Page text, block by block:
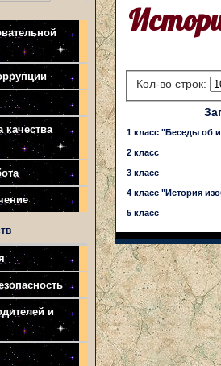
качества
и
Кол-во строк:
1 класс "Беседы об
2 класс
3 класс
4 класс "История
5 класс